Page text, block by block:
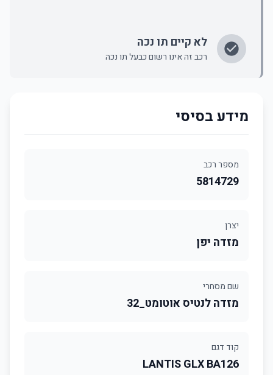
לא קיים תו נכה
רכב זה אינו רשום כבעל תו נכה
מידע בסיסי
מספר רכב
5814729
יצרן
מזדה יפן
שם מסחרי
מזדה לנטיס אוטומט_32
קוד דגם
LANTIS GLX BA126